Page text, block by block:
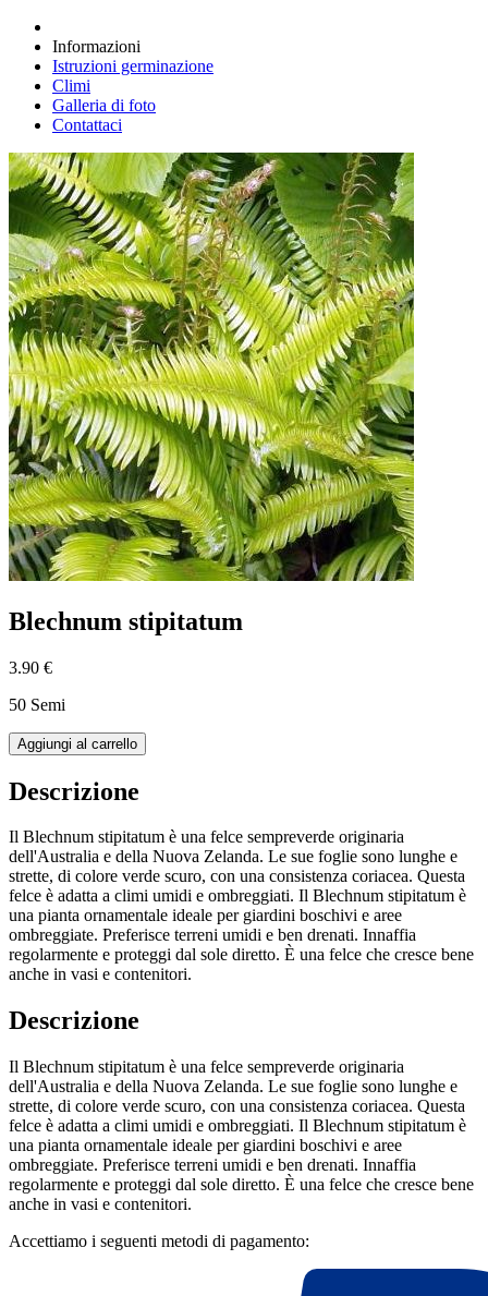
Informazioni
Istruzioni germinazione
Climi
Galleria di foto
Contattaci
Blechnum stipitatum
3.90 €
50 Semi
Aggiungi al carrello
Descrizione
Il Blechnum stipitatum è una felce sempreverde originaria
dell'Australia e della Nuova Zelanda. Le sue foglie sono lunghe e
strette, di colore verde scuro, con una consistenza coriacea. Questa
felce è adatta a climi umidi e ombreggiati. Il Blechnum stipitatum è
una pianta ornamentale ideale per giardini boschivi e aree
ombreggiate. Preferisce terreni umidi e ben drenati. Innaffia
regolarmente e proteggi dal sole diretto. È una felce che cresce bene
anche in vasi e contenitori.
Descrizione
Il Blechnum stipitatum è una felce sempreverde originaria
dell'Australia e della Nuova Zelanda. Le sue foglie sono lunghe e
strette, di colore verde scuro, con una consistenza coriacea. Questa
felce è adatta a climi umidi e ombreggiati. Il Blechnum stipitatum è
una pianta ornamentale ideale per giardini boschivi e aree
ombreggiate. Preferisce terreni umidi e ben drenati. Innaffia
regolarmente e proteggi dal sole diretto. È una felce che cresce bene
anche in vasi e contenitori.
Accettiamo i seguenti metodi di pagamento: